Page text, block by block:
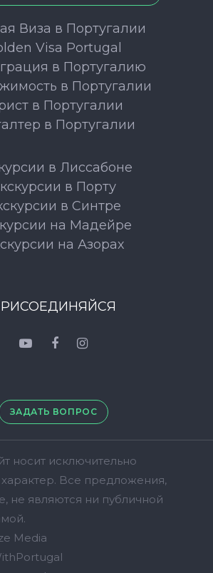
Виза в Португалии
Visa Portugal
в Португалию
в Португалии
в Португалии
в Португалии
в Лиссабоне
в Порту
в Синтре
на Мадейре
на Азорах
ЗАДАТЬ ВОПРОС
носит исключительно
Bсе предложения,
не являются ни публичной
Media